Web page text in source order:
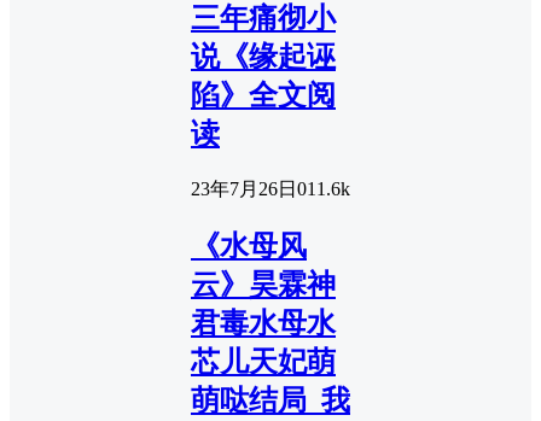
三年痛彻小
说《缘起诬
陷》全文阅
读
23年7月26日 011.6k
《水母风
云》昊霖神
君毒水母水
芯儿天妃萌
萌哒结局_我